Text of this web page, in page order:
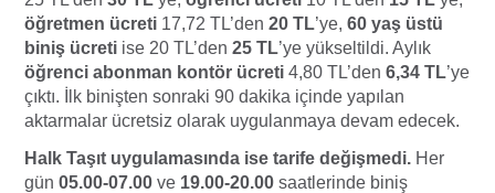
öğretmen ücreti 17,72 TL’den 20 TL’ye, 60 yaş üstü
biniş ücreti ise 20 TL’den 25 TL’ye yükseltildi. Aylık
öğrenci abonman kontör ücreti 4,80 TL’den 6,34 TL’ye
çıktı. İlk binişten sonraki 90 dakika içinde yapılan
aktarmalar ücretsiz olarak uygulanmaya devam edecek.
Halk Taşıt uygulamasında ise tarife değişmedi. Her
gün 05.00-07.00 ve 19.00-20.00 saatlerinde biniş